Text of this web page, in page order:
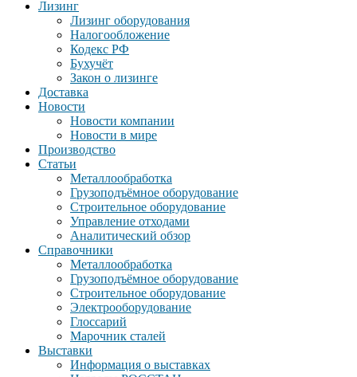
Лизинг
Лизинг оборудования
Налогообложение
Кодекс РФ
Бухучёт
Закон о лизинге
Доставка
Новости
Новости компании
Новости в мире
Производство
Статьи
Металлообработка
Грузоподъёмное оборудование
Строительное оборудование
Управление отходами
Аналитический обзор
Справочники
Металлообработка
Грузоподъёмное оборудование
Строительное оборудование
Электрооборудование
Глоссарий
Марочник сталей
Выставки
Информация о выставках